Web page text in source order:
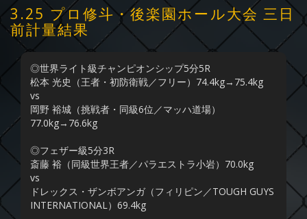
3.25 プロ修斗・後楽園ホール大会 三日
前計量結果
◎世界ライト級チャンピオンシップ5分5R
松本 光史（王者・初防衛戦／フリー）74.4kg→75.4kg
vs
岡野 裕城（挑戦者・同級6位／マッハ道場）
77.0kg→76.6kg
◎フェザー級5分3R
斎藤 裕（同級世界王者／パラエストラ小岩）70.0kg
vs
ドレックス・ザンボアンガ（フィリピン／TOUGH GUYS
INTERNATIONAL）69.4kg